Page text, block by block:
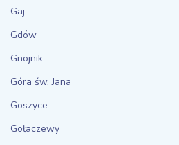
Gaj
Gdów
Gnojnik
Góra św. Jana
Goszyce
Gołaczewy